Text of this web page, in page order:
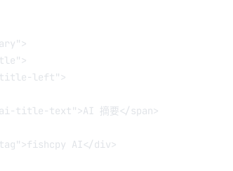
>
>
left">
title-text">AI 摘要</ span>
>fishcpy AI</div>